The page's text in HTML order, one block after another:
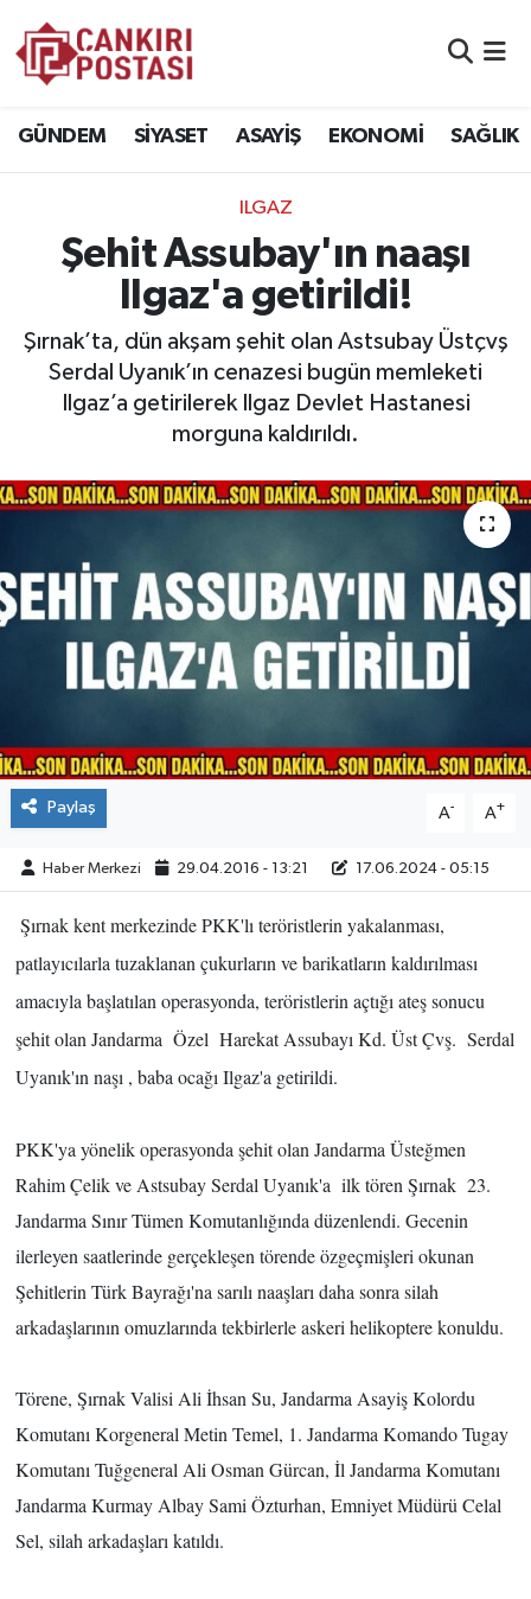
GÜNDEM SİYASET ASAYİŞ EKONOMİ SAĞLIK
ILGAZ
Şehit Assubay'ın naaşı
Ilgaz'a getirildi!
Şırnak’ta, dün akşam şehit olan Astsubay Üstçvş
Serdal Uyanık’ın cenazesi bugün memleketi
Ilgaz’a getirilerek Ilgaz Devlet Hastanesi
morguna kaldırıldı.
Paylaş A- A+
Haber Merkezi 29.04.2016 - 13:21 17.06.2024 - 05:15
Şırnak kent merkezinde PKK'lı teröristlerin yakalanması,
patlayıcılarla tuzaklanan çukurların ve barikatların kaldırılması
amacıyla başlatılan operasyonda, teröristlerin açtığı ateş sonucu
şehit olan Jandarma Özel Harekat Assubayı Kd. Üst Çvş. Serdal
Uyanık'ın naşı , baba ocağı Ilgaz'a getirildi.
PKK'ya yönelik operasyonda şehit olan Jandarma Üsteğmen
Rahim Çelik ve Astsubay Serdal Uyanık'a ilk tören Şırnak 23.
Jandarma Sınır Tümen Komutanlığında düzenlendi. Gecenin
ilerleyen saatlerinde gerçekleşen törende özgeçmişleri okunan
Şehitlerin Türk Bayrağı'na sarılı naaşları daha sonra silah
arkadaşlarının omuzlarında tekbirlerle askeri helikoptere konuldu.
Törene, Şırnak Valisi Ali İhsan Su, Jandarma Asayiş Kolordu
Komutanı Korgeneral Metin Temel, 1. Jandarma Komando Tugay
Komutanı Tuğgeneral Ali Osman Gürcan, İl Jandarma Komutanı
Jandarma Kurmay Albay Sami Özturhan, Emniyet Müdürü Celal
Sel, silah arkadaşları katıldı.
EKONOMİ
SAĞLIK
SPOR
YAŞAM
ÇEVRE
RESMİ İLANLAR
KÜLTÜR
TURİZM
MAGAZİN
VEFAT
BİLİM&TEKNOLOJİ
DÜNYA
Trafik Durumu
Süper Lig Puan Durumu ve Fikstür
Tüm Manşetler
Son Dakika Haberleri
Haber Arşivi